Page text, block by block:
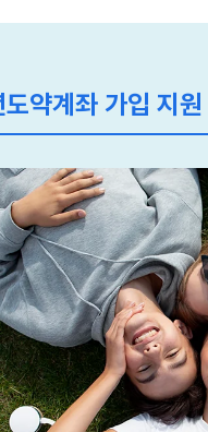
도약계좌 가입 지